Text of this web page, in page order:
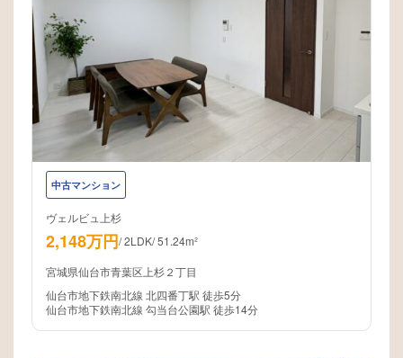
中古マンション
ヴェルビュ上杉
2,148万円/2LDK/51.24m²
宮城県仙台市青葉区上杉２丁目
仙台市地下鉄南北線 北四番丁駅 徒歩5分
仙台市地下鉄南北線 勾当台公園駅 徒歩14分